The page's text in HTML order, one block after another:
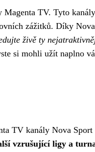
Magenta TV. Tyto kanály
zážitků. Díky
živě ty
si mohli užít naplno
TV kanály Nova Sport
vzrušující ligy a